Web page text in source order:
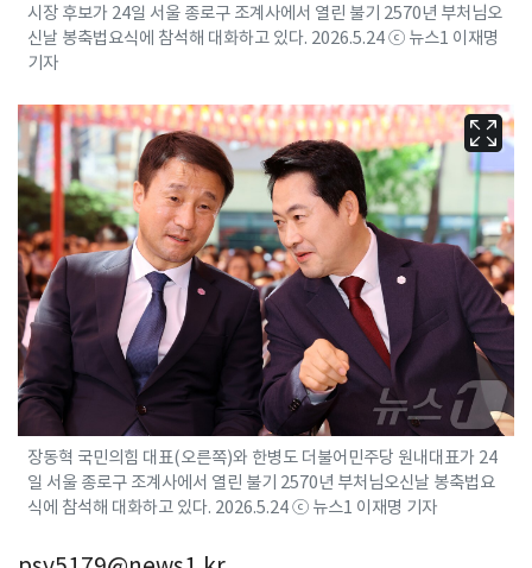
시장 후보가 24일 서울 종로구 조계사에서 열린 불기 2570년 부처님오
신날 봉축법요식에 참석해 대화하고 있다. 2026.5.24 ⓒ 뉴스1 이재명
기자
장동혁 국민의힘 대표(오른쪽)와 한병도 더불어민주당 원내대표가 24
일 서울 종로구 조계사에서 열린 불기 2570년 부처님오신날 봉축법요
식에 참석해 대화하고 있다. 2026.5.24 ⓒ 뉴스1 이재명 기자